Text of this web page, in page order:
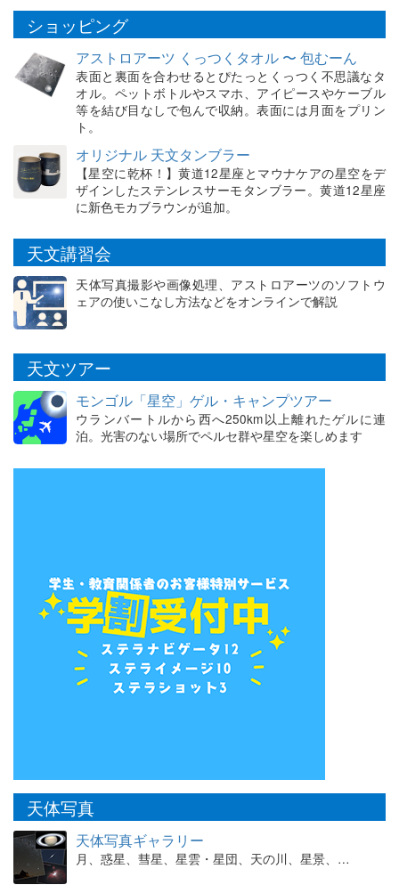
ショッピング
アストロアーツ くっつくタオル 〜 包むーん
表面と裏面を合わせるとぴたっとくっつく不思議なタ
オル。ペットボトルやスマホ、アイピースやケーブル
等を結び目なしで包んで収納。表面には月面をプリン
ト。
オリジナル 天文タンブラー
【星空に乾杯！】黄道12星座とマウナケアの星空をデ
ザインしたステンレスサーモタンブラー。黄道12星座
に新色モカブラウンが追加。
天文講習会
天体写真撮影や画像処理、アストロアーツのソフトウ
ェアの使いこなし方法などをオンラインで解説
天文ツアー
モンゴル「星空」ゲル・キャンプツアー
ウランバートルから西へ250km以上離れたゲルに連
泊。光害のない場所でペルセ群や星空を楽しめます
天体写真
天体写真ギャラリー
月、惑星、彗星、星雲・星団、天の川、星景、…